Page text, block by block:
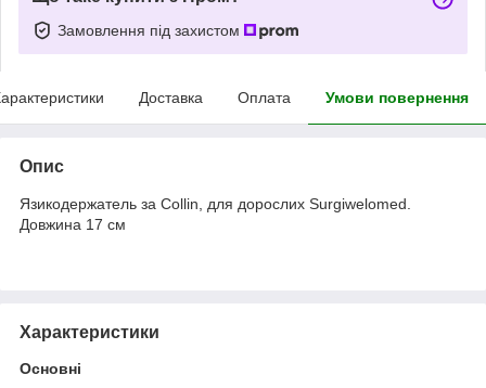
Замовлення під захистом
Доставка Оплата Умови повернення
Опис
Язикодержатель за Collin, для дорослих Surgiwelomed.
Довжина 17 см
Характеристики
Основні